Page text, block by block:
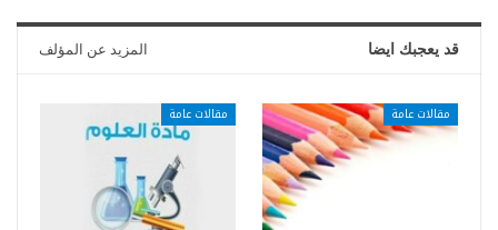
قد يعجبك ايضا المزيد عن المؤلف
مقالات عامة مقالات عامة